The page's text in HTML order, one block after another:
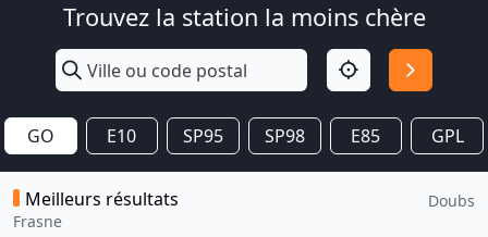
Trouvez la station la moins chère
GO E10 SP95 SP98 E85 GPL
Meilleurs résultats
Frasne
Doubs